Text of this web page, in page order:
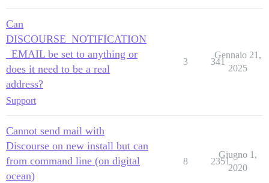
Can
DISCOURSE_NOTIFICATION
_EMAIL be set to anything or
does it need to be a real
address?
Support
3 341
Gennaio 21,
2025
Cannot send mail with
Discourse on new install but can
from command line (on digital
ocean)
8 2351
Giugno 1,
2020